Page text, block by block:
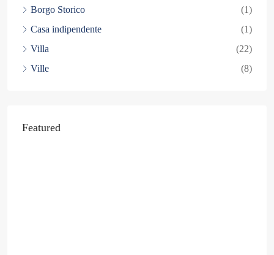
Borgo Storico
(1)
Casa indipendente
(1)
Villa
(22)
Ville
(8)
Featured